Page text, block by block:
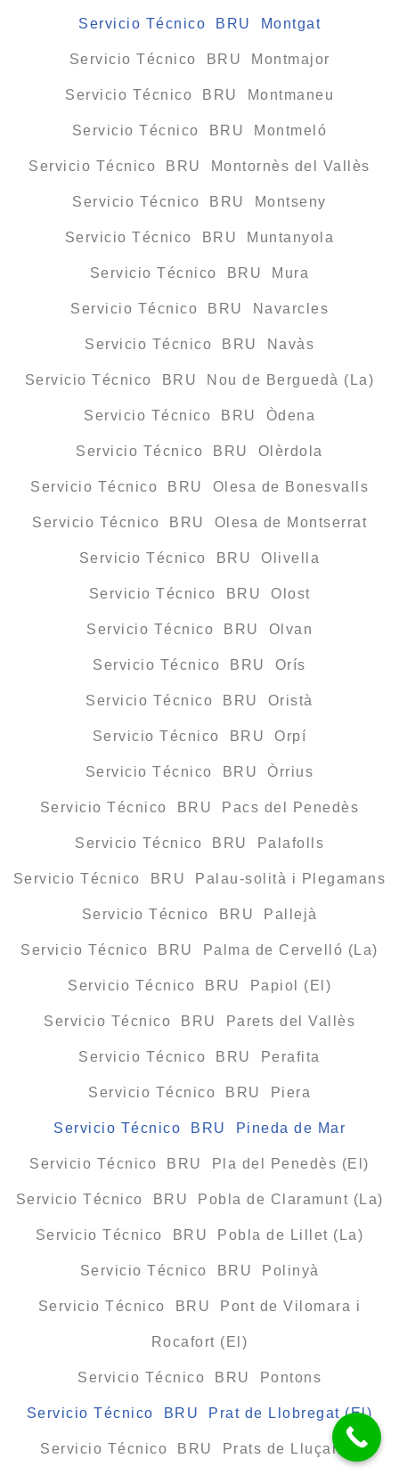
Servicio Técnico BRU Montgat
Servicio Técnico BRU Montmajor
Servicio Técnico BRU Montmaneu
Servicio Técnico BRU Montmeló
Servicio Técnico BRU Montornès del Vallès
Servicio Técnico BRU Montseny
Servicio Técnico BRU Muntanyola
Servicio Técnico BRU Mura
Servicio Técnico BRU Navarcles
Servicio Técnico BRU Navàs
Servicio Técnico BRU Nou de Berguedà (La)
Servicio Técnico BRU Òdena
Servicio Técnico BRU Olèrdola
Servicio Técnico BRU Olesa de Bonesvalls
Servicio Técnico BRU Olesa de Montserrat
Servicio Técnico BRU Olivella
Servicio Técnico BRU Olost
Servicio Técnico BRU Olvan
Servicio Técnico BRU Orís
Servicio Técnico BRU Oristà
Servicio Técnico BRU Orpí
Servicio Técnico BRU Òrrius
Servicio Técnico BRU Pacs del Penedès
Servicio Técnico BRU Palafolls
Servicio Técnico BRU Palau-solità i Plegamans
Servicio Técnico BRU Pallejà
Servicio Técnico BRU Palma de Cervelló (La)
Servicio Técnico BRU Papiol (El)
Servicio Técnico BRU Parets del Vallès
Servicio Técnico BRU Perafita
Servicio Técnico BRU Piera
Servicio Técnico BRU Pineda de Mar
Servicio Técnico BRU Pla del Penedès (El)
Servicio Técnico BRU Pobla de Claramunt (La)
Servicio Técnico BRU Pobla de Lillet (La)
Servicio Técnico BRU Polinyà
Servicio Técnico BRU Pont de Vilomara i
Rocafort (El)
Servicio Técnico BRU Pontons
Servicio Técnico BRU Prat de Llobregat (El)
Servicio Técnico BRU Prats de Lluçanès